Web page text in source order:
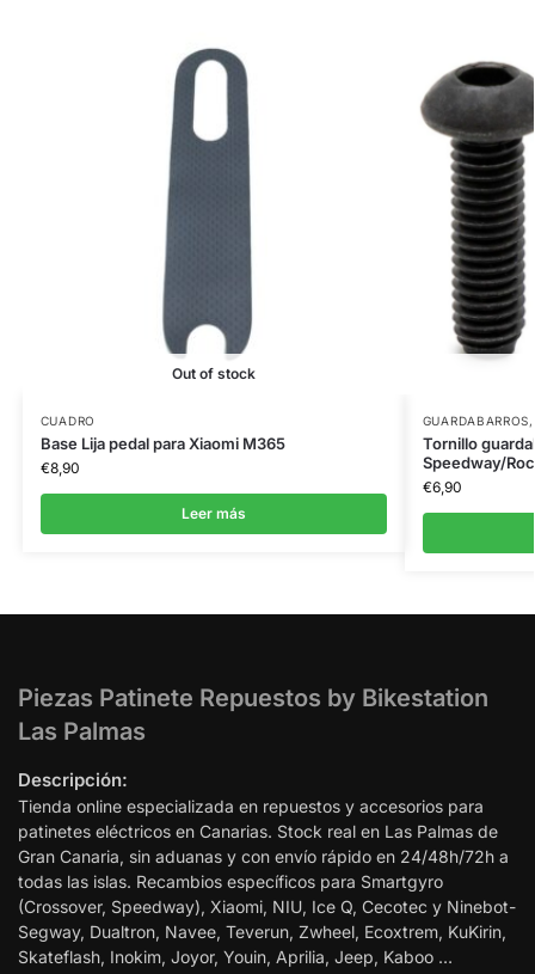
Out of stock
CUADRO
Base Lija pedal para Xiaomi M365
€8,90
Leer más
GUARDABARROS
Tornillo
Speedway/
€6,90
Piezas Patinete Repuestos by Bikestation
Las Palmas
Descripción:
Tienda online especializada en repuestos y accesorios para
patinetes eléctricos en Canarias. Stock real en Las Palmas de
Gran Canaria, sin aduanas y con envío rápido en 24/48h/72h a
todas las islas. Recambios específicos para Smartgyro
(Crossover, Speedway), Xiaomi, NIU, Ice Q, Cecotec y Ninebot-
Segway, Dualtron, Navee, Teverun, Zwheel, Ecoxtrem, KuKirin,
Skateflash, Inokim, Joyor, Youin, Aprilia, Jeep, Kaboo …